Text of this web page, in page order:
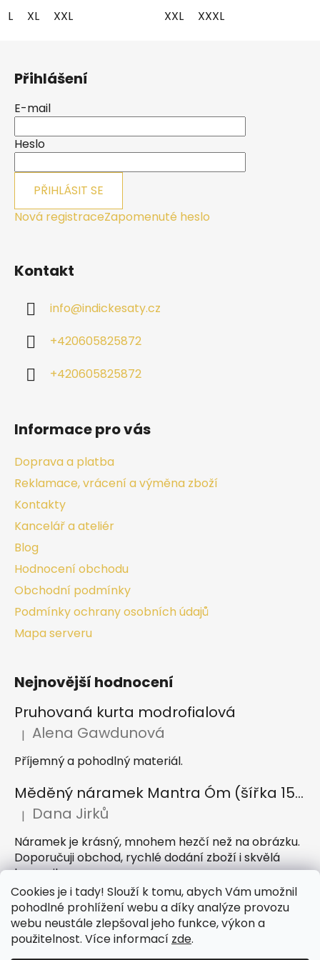
Cookies je i tady! Slouží k tomu, abych Vám umožnil
pohodlné prohlížení webu a díky analýze provozu
webu neustále zlepšoval jeho funkce, výkon a
použitelnost. Více informací zde.
L XL XXL
XXL
XXXL
Přihlášení
E-mail
Heslo
PŘIHLÁSIT SE
Nová registraceZapomenuté heslo
Kontakt
info@indickesaty.cz
+420605825872
+420605825872
Informace pro vás
Doprava a platba
Reklamace, vrácení a výměna zboží
Kontakty
Kancelář a ateliér
Blog
Hodnocení obchodu
Obchodní podmínky
Podmínky ochrany osobních údajů
Mapa serveru
Nejnovější hodnocení
Pruhovaná kurta modrofialová
Hodnocení produktu je 5 z 5 hvězdiček.
| Alena Gawdunová
Příjemný a pohodlný materiál.
Měděný náramek Mantra Óm (šířka 15 mm)
Hodnocení produktu je 5 z 5 hvězdiček.
| Dana Jirků
Náramek je krásný, mnohem hezčí než na obrázku.
Doporučuji obchod, rychlé dodání zboží i skvělá
komunikace
Hodnocení produktu je 5 z 5 hvězdiček.
| Petra Hejátková